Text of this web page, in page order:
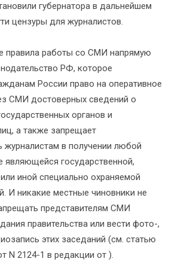
губернатора в дальнейшем
цензуры для журналистов.
правила работы со СМИ напрямую
РФ, которое
России право на оперативное
СМИ достоверных сведений о
органов и
а также запрещает
журналистам в получении любой
являющейся государственной,
иной специально охраняемой
И никакие местные чиновники не
представителям СМИ
правительства или вести фото-,
этих заседаний (см. статью
N 2124-1 в редакции от ).